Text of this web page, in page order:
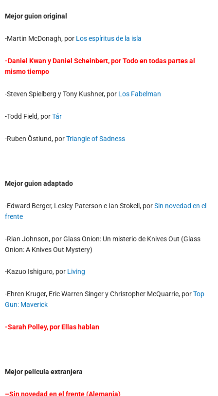
Mejor guion original
-Martin McDonagh, por Los espíritus de la isla
-Daniel Kwan y Daniel Scheinbert, porTodo en todas partes al
mismo tiempo
-Steven Spielberg y Tony Kushner, por Los Fabelman
-Todd Field, porTár
-Ruben Östlund, porTriangle of Sadness
Mejor guion adaptado
-Edward Berger, Lesley Paterson e Ian Stokell, porSin novedad en el
frente
-Rian Johnson, por Glass Onion: Un misterio de Knives Out (Glass
Onion: A Knives Out Mystery)
-Kazuo Ishiguro, por Living
-Ehren Kruger, Eric Warren Singer y Christopher McQuarrie, porTop
Gun: Maverick
-Sarah Polley, porEllas hablan
Mejor película extranjera
–Sin novedad en el frente(Alemania)